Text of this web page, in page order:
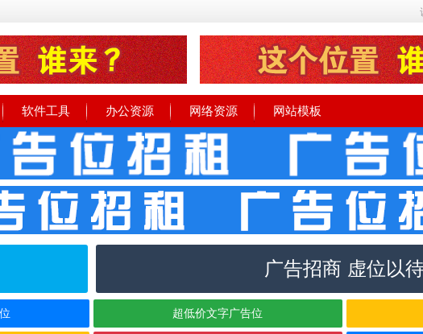
软件工具 办公资源 网络资源 网站模板
广告招商 虚位以
超低价文字广告位